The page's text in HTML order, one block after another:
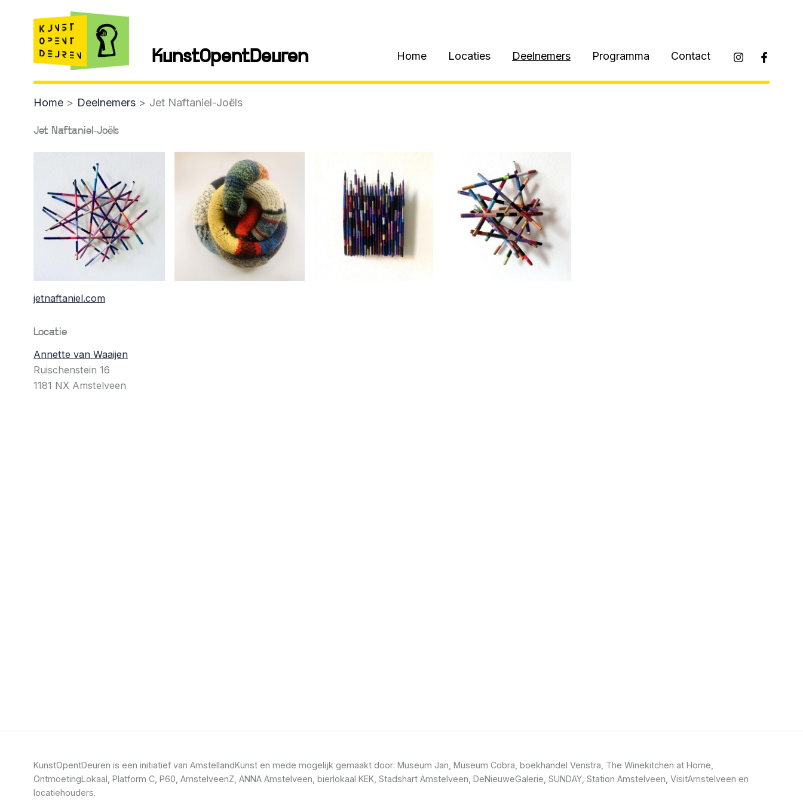
KunstOpentDeuren Home Locaties Deelnemers Programma Contact
Home Deelnemers Jet Naftaniel-Joëls
Jet Naftaniel-Joëls
jetnaftaniel.com
Locatie
Annette van Waaijen
Ruischenstein 16
1181 NX Amstelveen
KunstOpentDeuren is een initiatief van AmstellandKunst en mede mogelijk gemaakt door: Museum Jan, Museum Cobra, boekhandel Venstra, The Winekitchen at Home,
OntmoetingLokaal, Platform C, P60, AmstelveenZ, ANNA Amstelveen, bierlokaal KEK, Stadshart Amstelveen, DeNieuweGalerie, SUNDAY, Station Amstelveen, VisitAmstelveen en
locatiehouders.